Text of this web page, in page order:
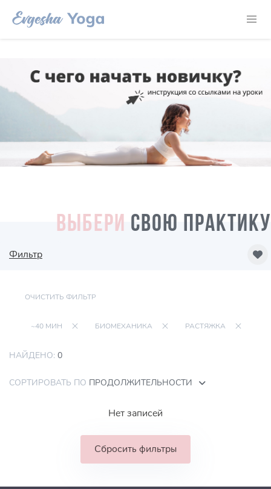
ВЫБЕРИ СВОЮ ПРАКТИКУ
Фильтр
ОЧИСТИТЬ ФИЛЬТР
~40 МИН БИОМЕХАНИКА РАСТЯЖКА
НАЙДЕНО: 0
СОРТИРОВАТЬ ПО ПРОДОЛЖИТЕЛЬНОСТИ
Нет записей
Сбросить фильтры